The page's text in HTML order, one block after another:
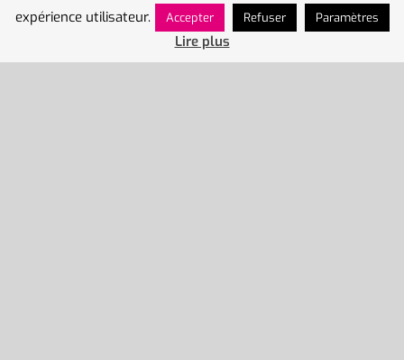
expérience utilisateur.
Accepter Refuser Paramètres
Lire plus